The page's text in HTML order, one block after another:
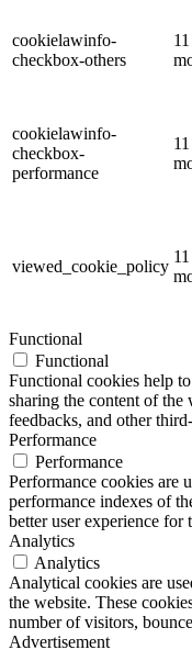
cookielawinfo-
checkbox-others
11
cookielawinfo-
checkbox-
performance
11
viewed_cookie_policy
11
Functional
Functional
Functional cookies help
sharing the content of the
feedbacks, and other
Performance
Performance
Performance cookies are
performance indexes of
better user experience for
Analytics
Analytics
Analytical cookies are
the website. These
number of visitors,
Advertisement